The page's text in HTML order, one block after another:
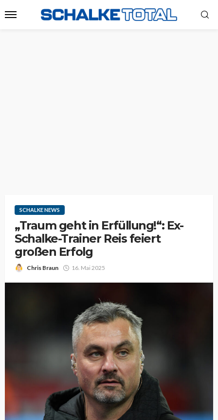
SCHALKE NEWS
„Traum geht in Erfüllung!“: Ex-
Schalke-Trainer Reis feiert
großen Erfolg
Chris Braun 16. Mai 2025